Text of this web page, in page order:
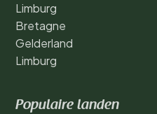
Limburg
Bretagne
Gelderland
Limburg
Populaire landen